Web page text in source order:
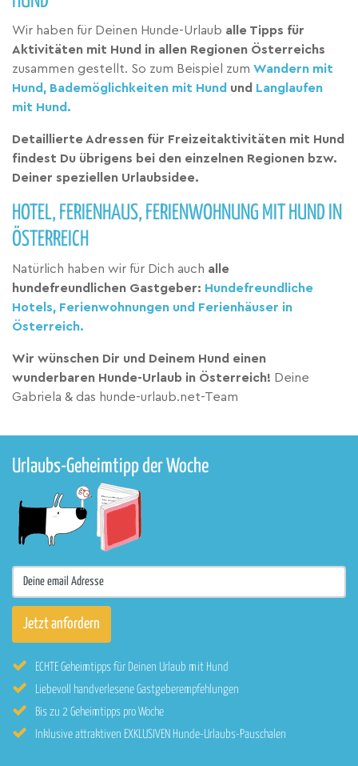
Wir haben für Deinen Hunde-Urlaub alle Tipps für
Aktivitäten mit Hund in allen Regionen Österreichs
zusammen gestellt. So zum Beispiel zum Wandern mit
Hund, Bademöglichkeiten mit Hund und Langlaufen
mit Hund.
Detaillierte Adressen für Freizeitaktivitäten mit Hund
findest Du übrigens bei den einzelnen Regionen bzw.
Deiner speziellen Urlaubsidee.
HOTEL, FERIENHAUS, FERIENWOHNUNG MIT HUND IN
ÖSTERREICH
Natürlich haben wir für Dich auch alle
hundefreundlichen Gastgeber: Hundefreundliche
Hotels, Ferienwohnungen und Ferienhäuser in
Österreich.
Wir wünschen Dir und Deinem Hund einen
wunderbaren Hunde-Urlaub in Österreich! Deine
Gabriela & das hunde-urlaub.net-Team
Urlaubs-Geheimtipp der Woche
ECHTE Geheimtipps für Deinen Urlaub mit Hund
Liebevoll handverlesene Gastgeberempfehlungen
Bis zu 2 Geheimtipps pro Woche
Inklusive attraktiven EXKLUSIVEN Hunde-Urlaubs-Pauschalen